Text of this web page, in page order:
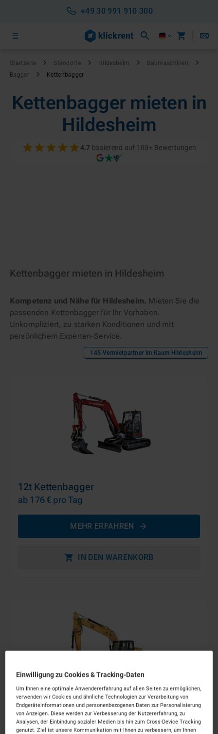
+49 30 991 910 300
Startseite Standorte Hildesheim
Baumaschinen
Bagger
Kettenbagger
Kettenbagger mieten in
Hildesheim
4.7 basierend auf 100+ Bewertungen
Kettenbagger mieten in Hildesheim
Kompetenz und Nähe für Hildesheim. Mieten Sie die
passenden Kettenbagger für Ihr Vorhaben.
Unkompliziert, zu starken Konditionen und mit
persönlichem Experten-Service.
145 Vermietpartner im Raum Hildesheim
12t Kettenbagger
ab 176 € pro Tag
MEHR ERFAHREN
IN DEN WARENKORB
13t Kettenbagger
ab 195 €pro Tag
Einwilligung zu Cookies & Tracking-Daten
Um Ihnen eine optimale Anwendererfahrung auf allen Seiten zu ermöglichen,
verwenden wir Cookies und ähnliche Technologien zur Verarbeitung von
Endgeräteinformationen und personenbezogenen Daten zur Personalisierung
von Anzeigen. Diese werden zur Verbesserung der Nutzererfahrung, zu
Analysen, der Einbindung sozialer Medien bis hin zum Cross-Device Tracking
genutzt. Ziel ist unsere Kommunikation mit Ihnen zu verbessern, um Ihnen